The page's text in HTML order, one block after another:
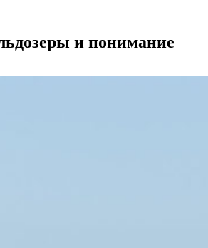
и понимание